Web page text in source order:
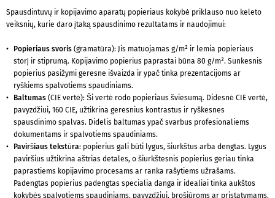
Spausdintuvų ir kopijavimo aparatų popieriaus kokybė priklauso nuo keleto
veiksnių, kurie daro įtaką spausdinimo rezultatams ir naudojimui:
Popieriaus svoris (gramatūra): Jis matuojamas g/m² ir lemia popieriaus
storį ir stiprumą. Kopijavimo popierius paprastai būna 80 g/m². Sunkesnis
popierius pasižymi geresne išvaizda ir ypač tinka prezentacijoms ar
ryškiems spalvotiems spaudiniams.
Baltumas (CIE vertė): Ši vertė rodo popieriaus šviesumą. Didesnė CIE vertė,
pavyzdžiui, 160 CIE, užtikrina geresnius kontrastus ir ryškesnes
spausdinimo spalvas. Didelis baltumas ypač svarbus profesionaliems
dokumentams ir spalvotiems spaudiniams.
Paviršiaus tekstūra: popierius gali būti lygus, šiurkštus arba dengtas. Lygus
paviršius užtikrina aštrias detales, o šiurkštesnis popierius geriau tinka
paprastiems kopijavimo procesams ar ranka rašytiems užrašams.
Padengtas popierius padengtas specialia danga ir idealiai tinka aukštos
kokybės spalvotiems spaudiniams, pavyzdžiui, brošiūroms ar pristatymams.